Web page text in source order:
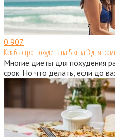
0 907
Как быстро похудеть на 5 кг за 3 дня:
Многие диеты для похудения
срок. Но что делать, если до